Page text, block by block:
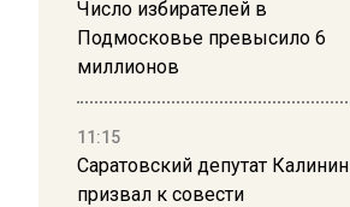
Число избирателей в
Подмосковье превысило 6
миллионов
11:15
Саратовский депутат Калинин
призвал к совести